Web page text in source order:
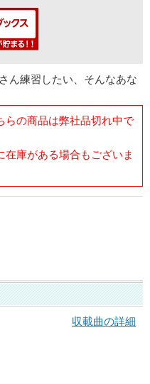
ん練習したい、そんなあな
の商品は弊社品切れ中で
庫がある場合もございま
収載曲の詳細